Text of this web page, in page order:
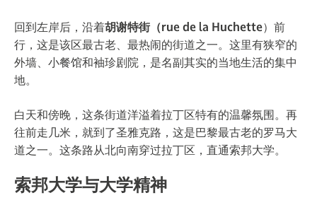
回到左岸后，沿着胡谢特街（rue de la Huchette）前
行，这是该区最古老、最热闹的街道之一。这里有狭窄的
外墙、小餐馆和袖珍剧院，是名副其实的当地生活的集中
地。
白天和傍晚，这条街道洋溢着拉丁区特有的温馨氛围。再
往前走几米，就到了圣雅克路，这是巴黎最古老的罗马大
道之一。这条路从北向南穿过拉丁区，直通索邦大学。
索邦大学与大学精神